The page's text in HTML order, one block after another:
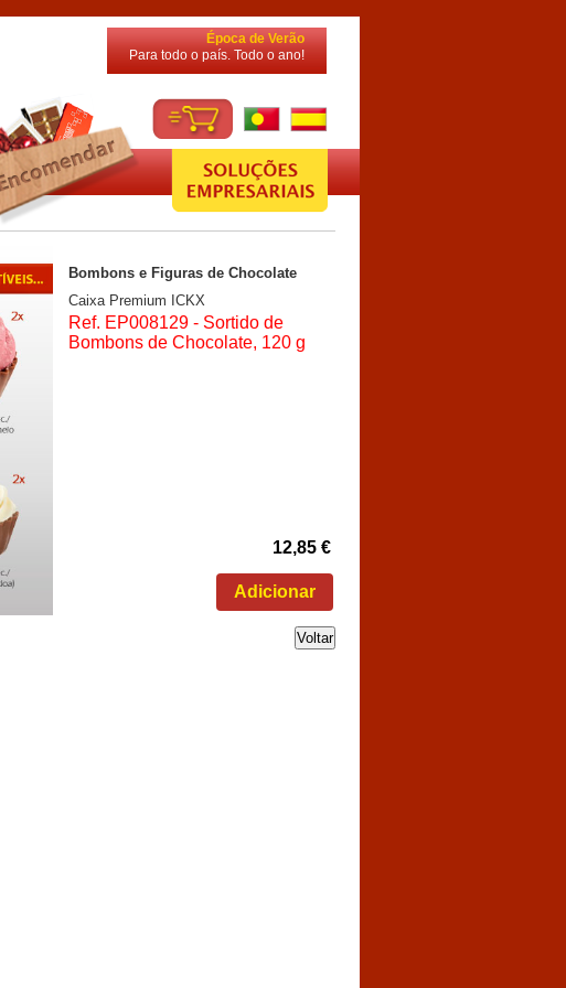
Época de Verão
Para todo o país. Todo o ano!
Bombons e Figuras de Chocolate
Caixa Premium ICKX
Ref. EP008129 - Sortido de
Bombons de Chocolate, 120 g
12,85 €
Voltar